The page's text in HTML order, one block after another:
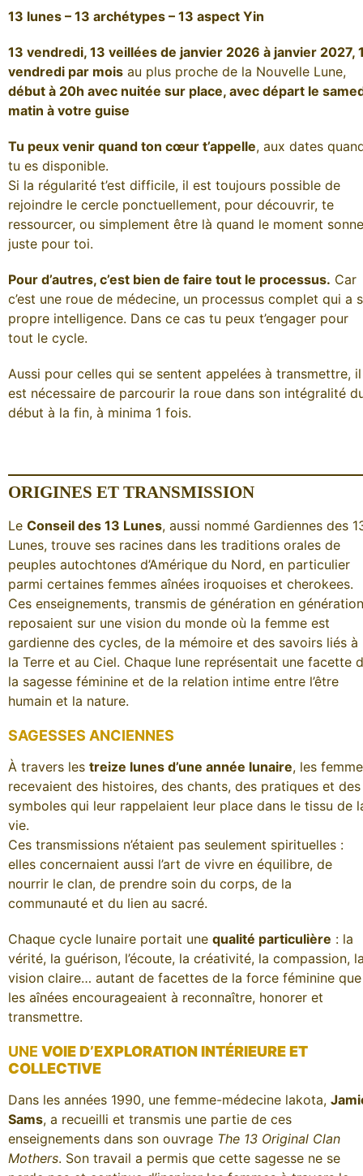
13 lunes – 13 archétypes – 13 aspect Yin
13 vendredi, 13 veillées de janvier 2026 à janvier 2027,
vendredi par mois au plus proche de la Nouvelle Lune,
début à 20h avec nuitée sur place, avec départ le
matin à votre guise
Tu peux venir quand ton cœur t’appelle, aux dates
tu es disponible.
Si la régularité t’est difficile, il est toujours possible de
rejoindre le cercle ponctuellement, pour découvrir, te
ressourcer, ou simplement être là quand le moment sonne
juste pour toi.
Pour d’autres, c’est bien de faire tout le processus. Car
c’est une roue de médecine, un processus complet qui a
propre intelligence. Dans ce cas tu peux t’engager pour
tout le cycle.
Aussi pour celles qui se sentent appelées à transmettre, il
est nécessaire de parcourir la roue dans son intégralité
début à la fin, à minima 1 fois.
ORIGINES ET TRANSMISSION
Le Conseil des 13 Lunes, aussi nommé Gardiennes des
Lunes, trouve ses racines dans les traditions orales de
peuples autochtones d’Amérique du Nord, en particulier
parmi certaines femmes aînées iroquoises et cherokees.
Ces enseignements, transmis de génération en
reposaient sur une vision du monde où la femme est
gardienne des cycles, de la mémoire et des savoirs liés à
la Terre et au Ciel. Chaque lune représentait une facette
la sagesse féminine et de la relation intime entre l’être
humain et la nature.
SAGESSES ANCIENNES
À travers les treize lunes d’une année lunaire, les
recevaient des histoires, des chants, des pratiques et des
symboles qui leur rappelaient leur place dans le tissu de
vie.
Ces transmissions n’étaient pas seulement spirituelles :
elles concernaient aussi l’art de vivre en équilibre, de
nourrir le clan, de prendre soin du corps, de la
communauté et du lien au sacré.
Chaque cycle lunaire portait une qualité particulière : la
vérité, la guérison, l’écoute, la créativité, la compassion,
vision claire… autant de facettes de la force féminine que
les aînées encourageaient à reconnaître, honorer et
transmettre.
UNE VOIE D’EXPLORATION INTÉRIEURE ET
COLLECTIVE
Dans les années 1990, une femme-médecine lakota,
Sams, a recueilli et transmis une partie de ces
enseignements dans son ouvrage The 13 Original Clan
Mothers. Son travail a permis que cette sagesse ne se